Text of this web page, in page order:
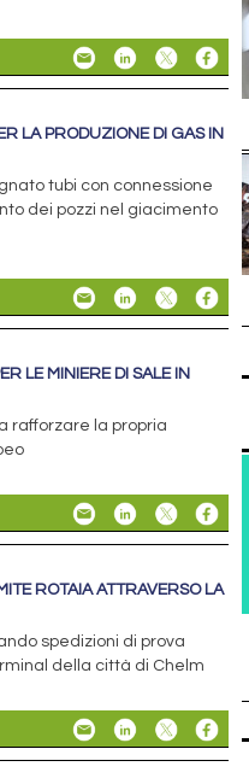
LA PRODUZIONE DI GAS IN
tubi con connessione
dei pozzi nel giacimento
LE MINIERE DI SALE IN
rafforzare la propria
ROTAIA ATTRAVERSO LA
spedizioni di prova
della città di Chelm